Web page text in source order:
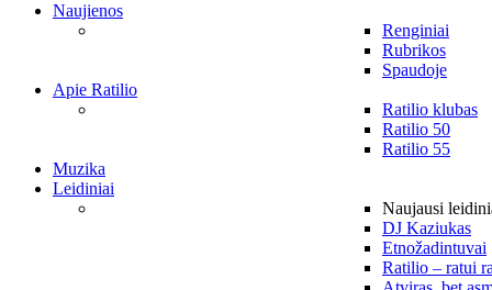
Naujienos
Renginiai
Rubrikos
Spaudoje
Apie Ratilio
Ratilio klubas
Ratilio 50
Ratilio 55
Muzika
Leidiniai
Naujausi
DJ Kaziukas
Etnožadintuvai
Ratilio – ratui